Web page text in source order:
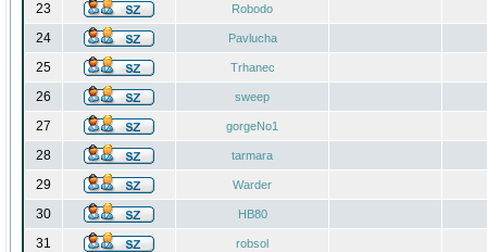
23 Robodo
24 Pavlucha
25 Trhanec
26 sweep
27 gorgeNo1
28 tarmara
29 Warder
30 HB80
31 robsol